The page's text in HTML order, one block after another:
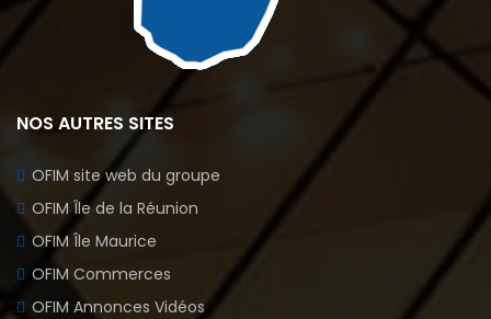
NOS AUTRES SITES
OFIM site web du groupe
OFIM Île de la Réunion
OFIM Île Maurice
OFIM Commerces
OFIM Annonces Vidéos